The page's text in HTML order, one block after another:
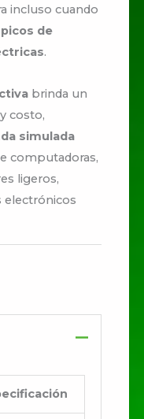
incluso cuando
de
.
brinda un
costo,
simulada
computadoras,
ligeros,
electrónicos